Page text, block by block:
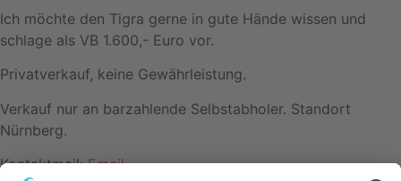
Ich möchte den Tigra gerne in gute Hände wissen und
schlage als VB 1.600,- Euro vor.
Privatverkauf, keine Gewährleistung.
Verkauf nur an barzahlende Selbstabholer. Standort
Nürnberg.
Kontaktmail:Email